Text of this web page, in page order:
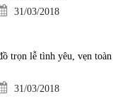
31/03/2018
trọn lễ tình yêu, vẹn toàn
31/03/2018